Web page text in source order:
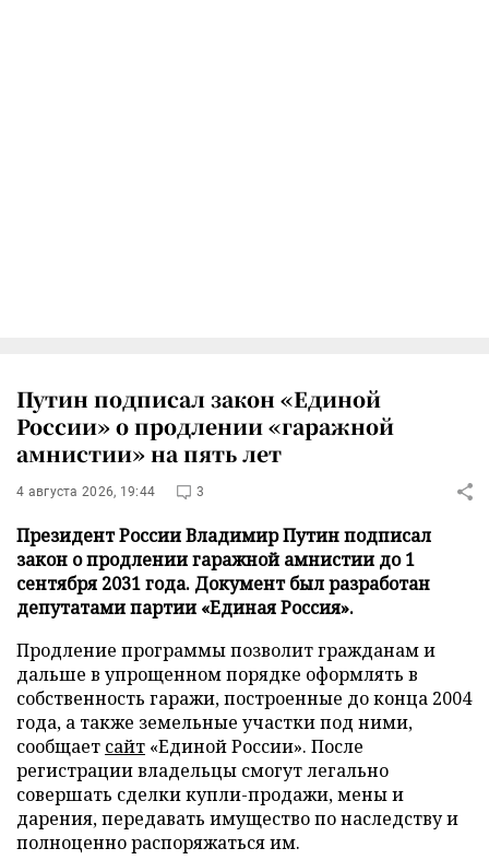
Путин подписал закон «Единой
России» о продлении «гаражной
амнистии» на пять лет
4 августа 2026, 19:44 3
Президент России Владимир Путин подписал
закон о продлении гаражной амнистии до 1
сентября 2031 года. Документ был разработан
депутатами партии «Единая Россия».
Продление программы позволит гражданам и
дальше в упрощенном порядке оформлять в
собственность гаражи, построенные до конца 2004
года, а также земельные участки под ними,
сообщает сайт «Единой России». После
регистрации владельцы смогут легально
совершать сделки купли-продажи, мены и
дарения, передавать имущество по наследству и
полноценно распоряжаться им.